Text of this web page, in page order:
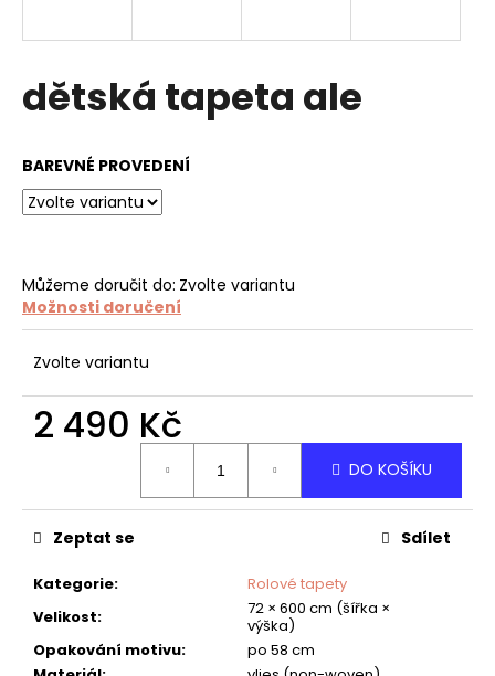
dětská tapeta ale
BAREVNÉ PROVEDENÍ
Můžeme doručit do: Zvolte variantu
Možnosti doručení
Zvolte variantu
2 490 Kč
DO KOŠÍKU
Kategorie:
Rolové tapety
Velikost:
72 × 600 cm (šířka ×
výška)
Opakování motivu:
po 58 cm
Zeptat se Sdílet
í
t
D
o
p
o
e
m
e